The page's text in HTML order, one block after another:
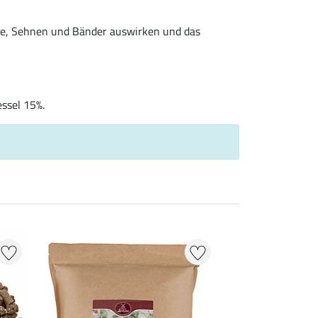
Sehnen und Bänder auswirken und das
15%.